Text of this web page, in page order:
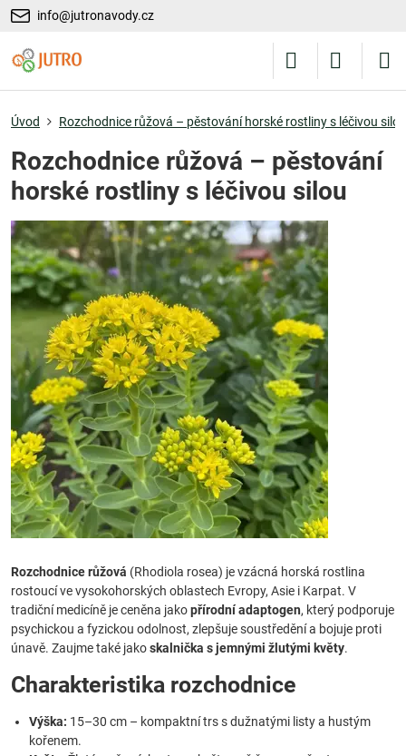
info@jutronavody.cz
Úvod Rozchodnice růžová – pěstování horské rostliny s léčivou silou
Rozchodnice růžová – pěstování
horské rostliny s léčivou silou
Rozchodnice růžová (Rhodiola rosea) je vzácná horská rostlina
rostoucí ve vysokohorských oblastech Evropy, Asie i Karpat. V
tradiční medicíně je ceněna jakopřírodní adaptogen, který podporuje
psychickou a fyzickou odolnost, zlepšuje soustředění a bojuje proti
únavě. Zaujme také jakoskalnička s jemnými žlutými květy.
Charakteristika rozchodnice
Výška: 15–30 cm – kompaktní trs s dužnatými listy a hustým
kořenem.